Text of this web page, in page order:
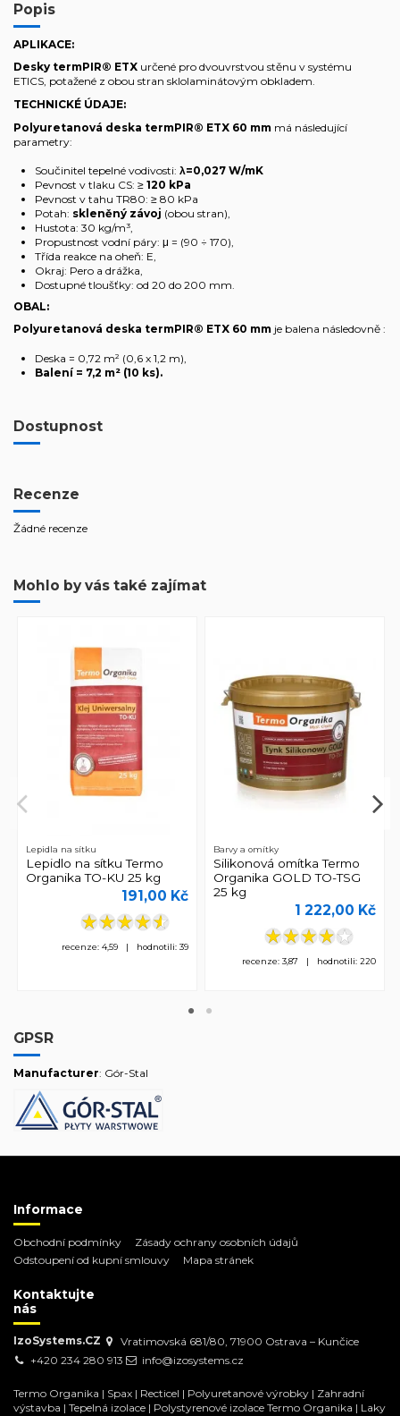
Popis
APLIKACE:
Desky termPIR® ETX určené pro dvouvrstvou stěnu v systému
ETICS, potažené z obou stran sklolaminátovým obkladem.
TECHNICKÉ ÚDAJE:
Polyuretanová deska termPIR® ETX 60 mm má následující
parametry:
Součinitel tepelné vodivosti: λ=0,027 W/mK
Pevnost v tlaku CS: ≥ 120 kPa
Pevnost v tahu TR80: ≥ 80 kPa
Potah: skleněný závoj (obou stran),
Hustota: 30 kg/m³,
Propustnost vodní páry: μ = (90 ÷ 170),
Třída reakce na oheň: E,
Okraj: Pero a drážka,
Dostupné tloušťky: od 20 do 200 mm.
OBAL:
Polyuretanová deska termPIR® ETX 60 mm je balena následovně :
Deska = 0,72 m² (0,6 x 1,2 m),
Balení = 7,2 m² (10 ks).
Dostupnost
Recenze
Žádné recenze
Mohlo by vás také zajímat
Lepidla na sítku
Lepidlo na sítku Termo
Organika TO-KU 25 kg
191,00 Kč
recenze: 4,59 | hodnotili: 39
Barvy a omítky
Silikonová omítka Termo
Organika GOLD TO-TSG
25 kg
1 222,00 Kč
recenze: 3,87 | hodnotili: 220
GPSR
Manufacturer: Gór-Stal
Informace
Obchodní podmínky
Zásady ochrany osobních údajů
Odstoupení od kupní smlouvy
Mapa stránek
Kontaktujte
nás
IzoSystems.CZ
Vratimovská 681/80, 71900 Ostrava – Kunčice
+420 234 280 913
info@izosystems.cz
Termo Organika | Spax | Recticel | Polyuretanové výrobky | Zahradní
výstavba | Tepelná izolace | Polystyrenové izolace Termo Organika | Laky